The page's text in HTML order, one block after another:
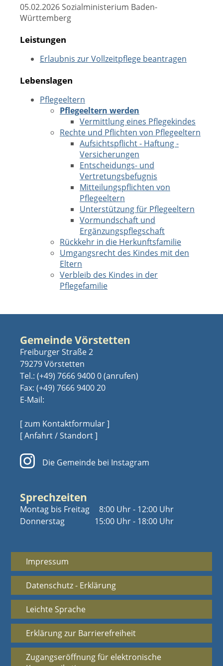
05.02.2026 Sozialministerium Baden-
Württemberg
Leistungen
Erlaubnis zur Vollzeitpflege beantragen
Lebenslagen
Pflegeeltern
Pflegeeltern werden
Vermittlung eines Pflegekindes
Rechte und Pflichten von Pflegeeltern
Aufsichtspflicht - Haftung -
Versicherungen
Entscheidungs- und
Vertretungsbefugnis
Mitteilungspflichten von
Pflegeeltern
Unterstützung für Pflegeeltern
Vormundschaft und
Ergänzungspflegschaft
Rückkehr in die Herkunftsfamilie
Umgangsrecht des Kindes mit den
Eltern
Verbleib des Kindes in der
Pflegefamilie
Gemeinde Vörstetten
Freiburger Straße 2
79279 Vörstetten
Tel.: (+49) 7666 9400 0
Fax: (+49) 7666 9400 20
E-Mail:
[ zum Kontaktformular ]
[ Anfahrt / Standort ]
Die Gemeinde bei Instagram
Sprechzeiten
Montag bis Freitag
Donnerstag
8:00 Uhr - 12:00 Uhr
15:00 Uhr - 18:00 Uhr
Impressum
Datenschutz - Erklärung
Leichte Sprache
Erklärung zur Barrierefreiheit
Zugangseröffnung für elektronische